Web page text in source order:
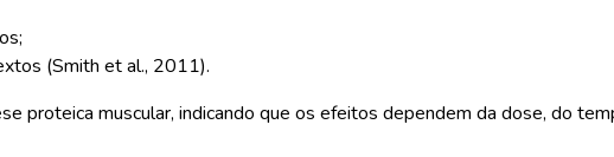
(Smith et al., 2011).
proteica muscular, indicando que os efeitos dependem da dose, do